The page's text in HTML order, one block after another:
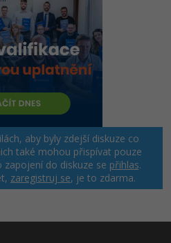
aby byly zdejší diskuze co
také mohou přispívat pouze
zapojení do diskuze se přihlas.
zaregistruj se, je to zdarma.